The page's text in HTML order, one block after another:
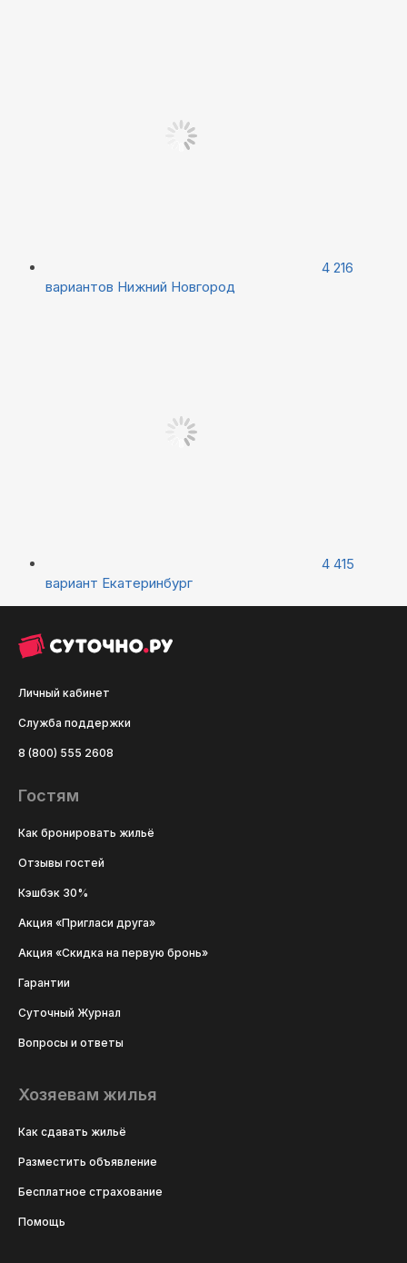
4 216
вариантов Нижний Новгород
4 415
вариант Екатеринбург
Личный кабинет
Служба поддержки
8 (800) 555 2608
Гостям
Как бронировать жильё
Отзывы гостей
Кэшбэк 30%
Акция «Пригласи друга»
Акция «Скидка на первую бронь»
Гарантии
Суточный Журнал
Вопросы и ответы
Хозяевам жилья
Как сдавать жильё
Разместить объявление
Бесплатное страхование
Помощь